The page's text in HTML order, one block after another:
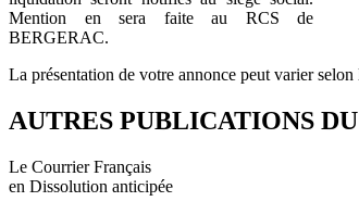
Mention en sera faite au RCS de
BERGERAC.
La présentation de votre annonce peut varier
AUTRES PUBLICATIONS
Le Courrier Français
en Dissolution anticipée